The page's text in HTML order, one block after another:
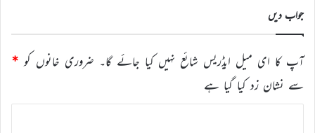
جواب دیں
آپ کا ای میل ایڈریس شائع نہیں کیا جائے گا۔ ضروری خانوں کو *
سے نشان زد کیا گیا ہے